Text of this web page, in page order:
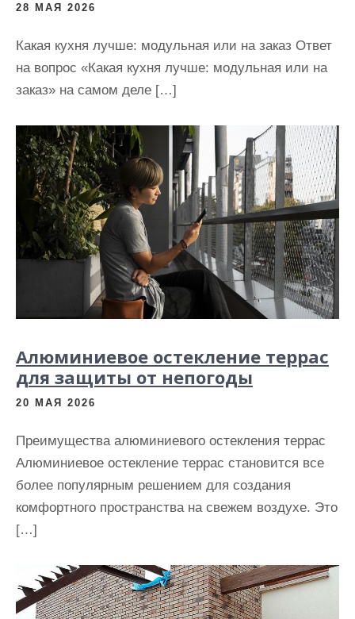
28 МАЯ 2026
Какая кухня лучше: модульная или на заказ Ответ
на вопрос «Какая кухня лучше: модульная или на
заказ» на самом деле […]
Алюминиевое остекление террас
для защиты от непогоды
20 МАЯ 2026
Преимущества алюминиевого остекления террас
Алюминиевое остекление террас становится все
более популярным решением для создания
комфортного пространства на свежем воздухе. Это
[…]